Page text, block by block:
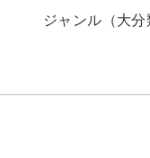
ジャンル（大分